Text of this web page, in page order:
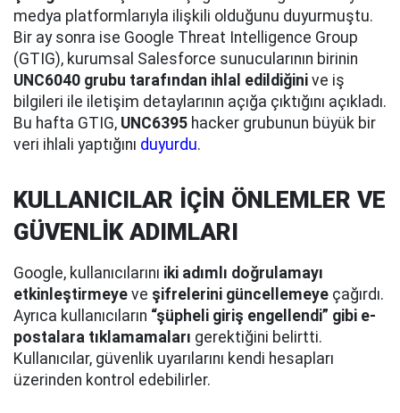
medya platformlarıyla ilişkili olduğunu duyurmuştu.
Bir ay sonra ise Google Threat Intelligence Group
(GTIG), kurumsal Salesforce sunucularının birinin
UNC6040 grubu tarafından ihlal edildiğini ve iş
bilgileri ile iletişim detaylarının açığa çıktığını açıkladı.
Bu hafta GTIG, UNC6395 hacker grubunun büyük bir
veri ihlali yaptığını duyurdu.
KULLANICILAR İÇİN ÖNLEMLER VE
GÜVENLİK ADIMLARI
Google, kullanıcılarını iki adımlı doğrulamayı
etkinleştirmeye ve şifrelerini güncellemeye çağırdı.
Ayrıca kullanıcıların “şüpheli giriş engellendi” gibi e-
postalara tıklamamaları gerektiğini belirtti.
Kullanıcılar, güvenlik uyarılarını kendi hesapları
üzerinden kontrol edebilirler.